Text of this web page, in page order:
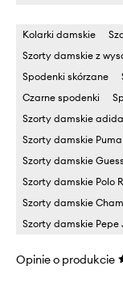
Kolarki damskie
Szorty damskie z
Spodenki skórzane
Czarne spodenki
Szorty damskie
Szorty damskie Puma
Szorty damskie Guess
Szorty damskie Polo
Szorty damskie
Szorty damskie Pepe
Opinie o produkcie